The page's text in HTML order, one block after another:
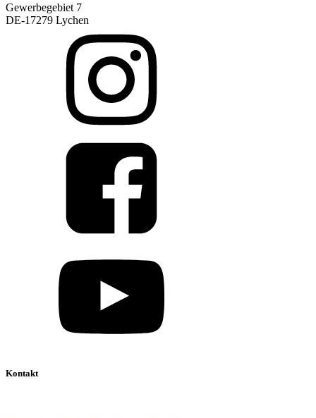
Gewerbegebiet 7
DE-17279 Lychen
Kontakt